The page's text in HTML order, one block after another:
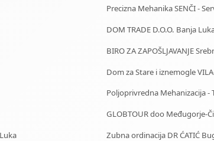
Precizna Mehanika SENČI -
DOM TRADE D.O.O. Banja
BIRO ZA ZAPOŠLJAVANJE
Dom za Stare i iznemogle
Poljoprivredna Mehanizacija -
GLOBTOUR doo Međugorje-
Zubna ordinacija DR ĆATIĆ